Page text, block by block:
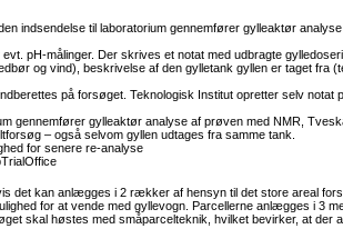
indsendelse til laboratorium gennemfører gylleaktør
pH-målinger. Der skrives et notat med udbragte
og vind), beskrivelse af den gylletank gyllen er taget fra
på forsøget. Teknologisk Institut opretter selv notat
gennemfører gylleaktør analyse af prøven med NMR,
– også selvom gyllen udtages fra samme tank.
for senere re-analyse
det kan anlægges i 2 rækker af hensyn til det store areal
for at vende med gyllevogn. Parcellerne anlægges i 3
skal høstes med småparcelteknik, hvilket bevirker, at der